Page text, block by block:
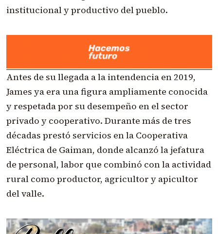
institucional y productivo del pueblo.
Antes de su llegada a la intendencia en 2019,
James ya era una figura ampliamente conocida
y respetada por su desempeño en el sector
privado y cooperativo. Durante más de tres
décadas prestó servicios en la Cooperativa
Eléctrica de Gaiman, donde alcanzó la jefatura
de personal, labor que combinó con la actividad
rural como productor, agricultor y apicultor
del valle.